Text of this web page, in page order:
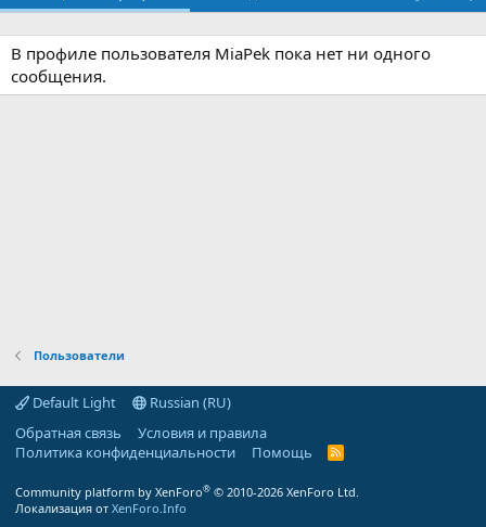
В профиле пользователя MiaPek пока нет ни одного
сообщения.
Пользователи
Default Light
Russian (RU)
Обратная связь
Условия и правила
Политика конфиденциальности
Помощь
R
Community platform by XenForo® © 2010-2026 XenForo Ltd.
Локализация от XenForo.Info